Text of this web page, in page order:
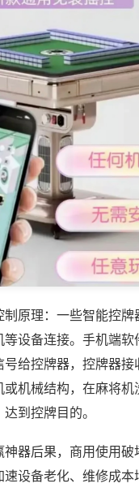
制原理：一些智能控牌
等设备连接。手机端软
号给控牌器，控牌器接
机械结构，在麻将机
到控牌目的。
器后果，商用使用破
速设备老化、维修成本